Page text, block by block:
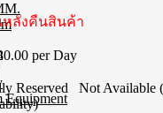
Equipment
หลังคืนสินค้า
per Day
Reserved
Not Available